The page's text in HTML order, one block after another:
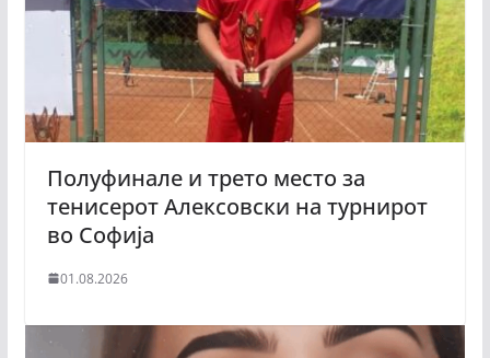
Полуфинале и трето место за
тенисерот Алексовски на турнирот
во Софија
01.08.2026